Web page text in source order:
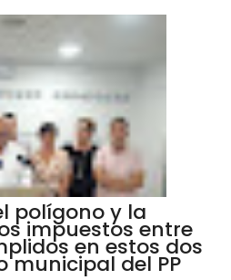
polígono y la
impuestos entre
en estos dos
municipal del PP